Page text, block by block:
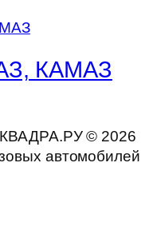
КАМАЗ
КВАДРА.РУ © 2026
автомобилей